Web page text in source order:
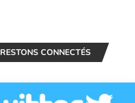
RESTONS CONNECTÉS